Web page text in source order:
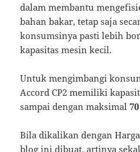
dalam membantu
bahan bakar, tetap saja
konsumsinya pasti lebih
kapasitas mesin kecil.
Untuk mengimbangi
Accord CP2 memiliki
sampai dengan maksimal
Bila dikalikan dengan
blog ini dibuat, artinya